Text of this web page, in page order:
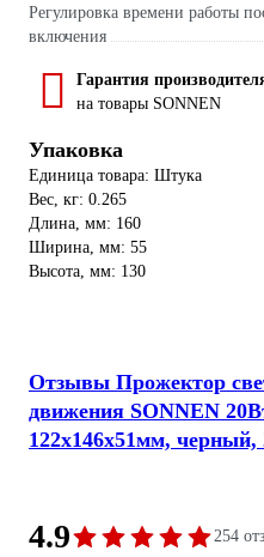
Регулировка времени работы
включения
Гарантия
на товары SONNEN
Упаковка
Единица товара: Штука
Вес, кг: 0.265
Длина, мм: 160
Ширина, мм: 55
Высота, мм: 130
Отзывы Прожектор
движения SONNEN
122x146x51мм, черный,
4.9 254